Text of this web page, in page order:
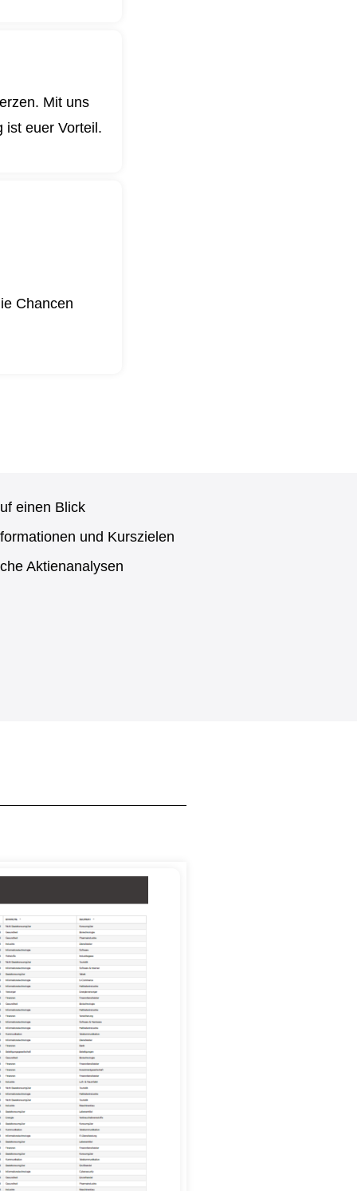
Mit uns
ist euer Vorteil.
Chancen
einen Blick
und Kurszielen
Aktienanalysen